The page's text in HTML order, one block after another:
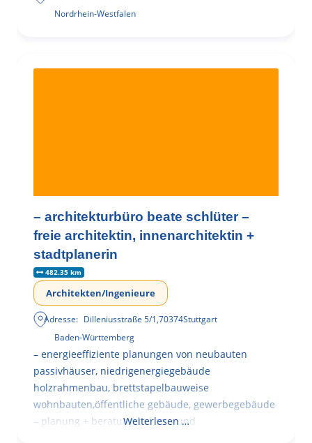
Nordrhein-Westfalen
– architekturbüro beate schlüter –
freie architektin, innenarchitektin +
stadtplanerin
482.35 km
Architekten/Ingenieure
Adresse: Dilleniusstraße 5/1,70374Stuttgart
Baden-Württemberg
– energieeffiziente planungen von neubauten
passivhäuser, niedrigenergiegebäude
holzrahmenbau, brettstapelbauweise
wohnbauten,öffentliche gebäude, gewerbegebäude
– planung + beratung bei an – und
Weiterlesen …